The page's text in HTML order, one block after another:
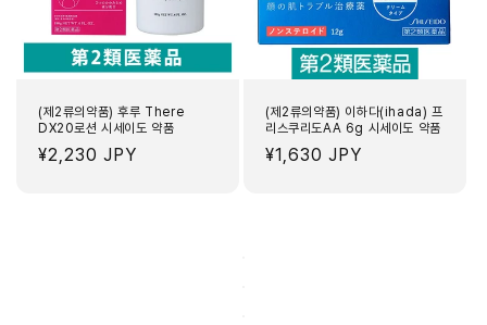
(제2류의약품) 후루 There
DX20로션 시세이도 약품
정
¥2,230 JPY
(제2류의약품) 이하다(ihada) 프
리스쿠리도AA 6g 시세이도 약품
정
¥1,630 JPY